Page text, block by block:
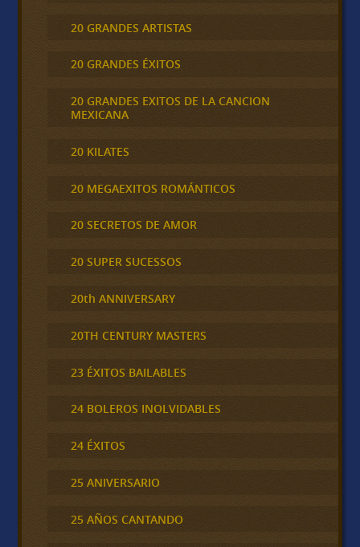
20 GRANDES ARTISTAS
20 GRANDES ÉXITOS
20 GRANDES EXITOS DE LA CANCION
MEXICANA
20 KILATES
20 MEGAEXITOS ROMÁNTICOS
20 SECRETOS DE AMOR
20 SUPER SUCESSOS
20th ANNIVERSARY
20TH CENTURY MASTERS
23 ÉXITOS BAILABLES
24 BOLEROS INOLVIDABLES
24 ÉXITOS
25 ANIVERSARIO
25 AÑOS CANTANDO